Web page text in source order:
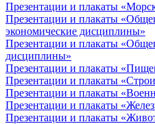
Презентации и плакаты
Презентации и плакаты
экономические дисциплины»
Презентации и плакаты
дисциплины»
Презентации и плакаты
Презентации и плакаты
Презентации и плакаты
Презентации и плакаты
Презентации и плакаты